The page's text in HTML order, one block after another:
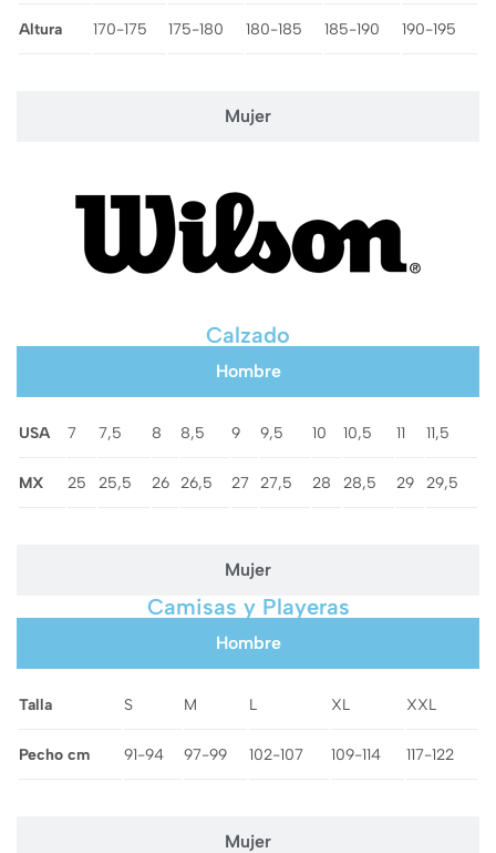
Mujer
Altura 170-175 175-180 180-185 185-190 190-195
Calzado
Hombre
Mujer
USA 7 7,5 8 8,5 9 9,5 10 10,5 11 11,5
MX 25 25,5 26 26,5 27 27,5 28 28,5 29 29,5
Camisas y Playeras
Hombre
Mujer
Talla S M L XL XXL
Pecho cm 91-94 97-99 102-107 109-114 117-122